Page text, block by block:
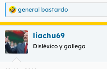
R
e
a
c
c
general bastardo
liachu69
Disléxico y gallego